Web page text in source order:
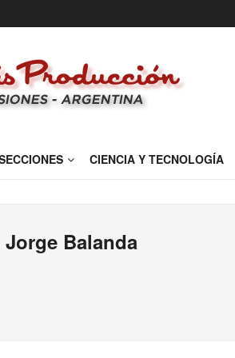
CIENCIA Y TECNOLOGÍA
Jorge Balanda